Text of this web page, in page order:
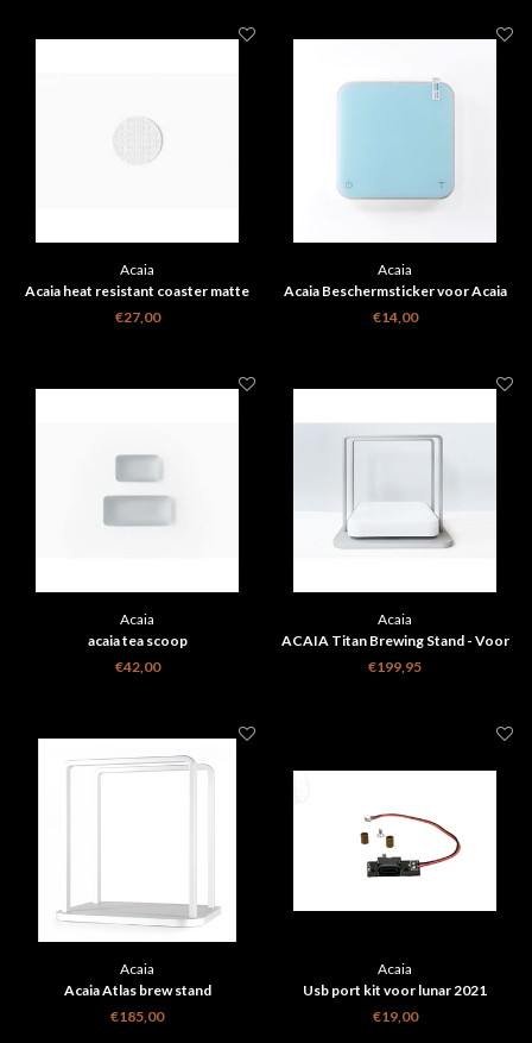
Acaia
Acaia heat resistant coaster matte
white
€27,00
Acaia
Acaia Beschermsticker voor Acaia
Pearl 6 pack
€14,00
Acaia
acaia tea scoop
€42,00
Acaia
ACAIA Titan Brewing Stand - Voor
Acaia Pearl (S)
€199,95
Acaia
Acaia Atlas brew stand
€185,00
Acaia
Usb port kit voor lunar 2021
€19,00